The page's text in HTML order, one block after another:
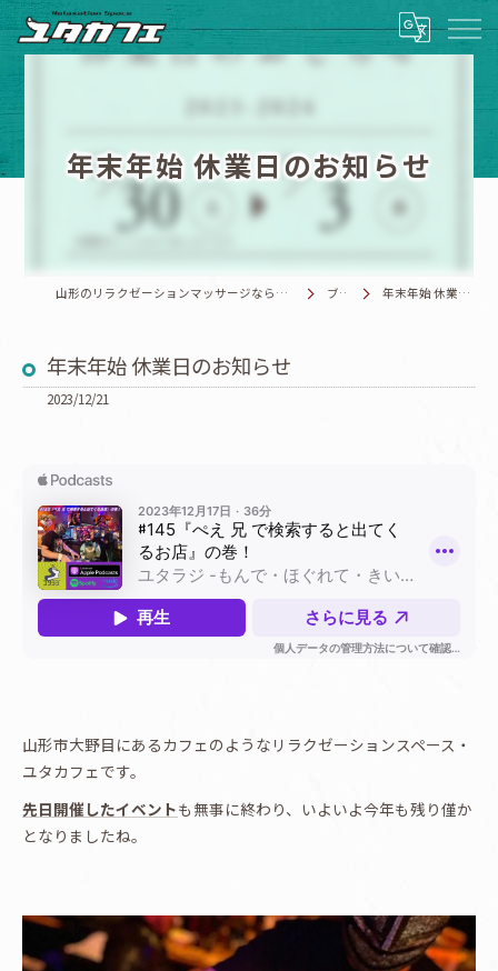
年末年始 休業日のお知らせ
山形のリラクゼーションマッサージならRelaxationSpace ユタカフェ ブログ 年末年始 休業日のお知らせ
年末年始 休業日のお知らせ
2023/12/21
山形市大野目にあるカフェのようなリラクゼーションスペース・
ユタカフェです。
先日開催したイベントも無事に終わり、いよいよ今年も残り僅か
となりましたね。